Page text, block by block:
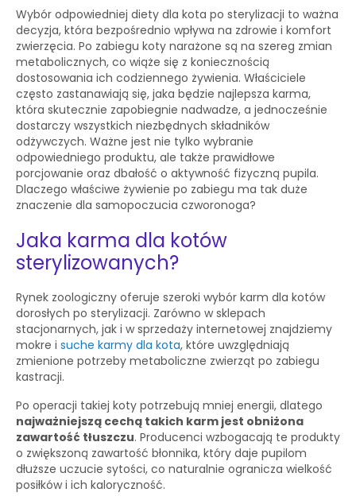
Wybór odpowiedniej diety dla kota po sterylizacji to ważna
decyzja, która bezpośrednio wpływa na zdrowie i komfort
zwierzęcia. Po zabiegu koty narażone są na szereg zmian
metabolicznych, co wiąże się z koniecznością
dostosowania ich codziennego żywienia. Właściciele
często zastanawiają się, jaka będzie najlepsza karma,
która skutecznie zapobiegnie nadwadze, a jednocześnie
dostarczy wszystkich niezbędnych składników
odżywczych. Ważne jest nie tylko wybranie
odpowiedniego produktu, ale także prawidłowe
porcjowanie oraz dbałość o aktywność fizyczną pupila.
Dlaczego właściwe żywienie po zabiegu ma tak duże
znaczenie dla samopoczucia czworonoga?
Jaka karma dla kotów
sterylizowanych?
Rynek zoologiczny oferuje szeroki wybór karm dla kotów
dorosłych po sterylizacji. Zarówno w sklepach
stacjonarnych, jak i w sprzedaży internetowej znajdziemy
mokre i suche karmy dla kota, które uwzględniają
zmienione potrzeby metaboliczne zwierząt po zabiegu
kastracji.
Po operacji takiej koty potrzebują mniej energii, dlatego
najważniejszą cechą takich karm jest obniżona
zawartość tłuszczu. Producenci wzbogacają te produkty
o zwiększoną zawartość błonnika, który daje pupilom
dłuższe uczucie sytości, co naturalnie ogranicza wielkość
posiłków i ich kaloryczność.